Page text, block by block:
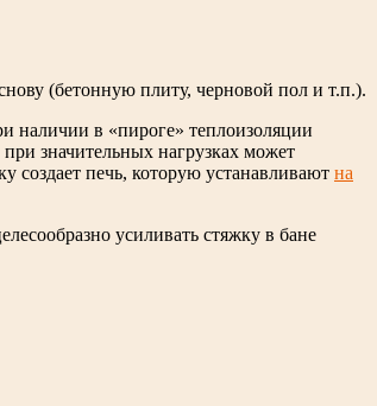
(бетонную плиту, черновой пол и т.п.).
наличии в «пироге» теплоизоляции
значительных нагрузках может
создает печь, которую устанавливают на
усиливать стяжку в бане